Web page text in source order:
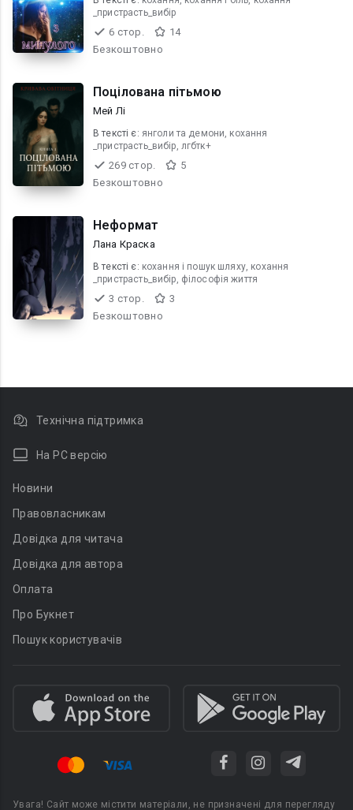
_пристрасть_вибір
6 стор.
14
Безкоштовно
Поцілована пітьмою
Мей Лі
В текcті є: янголи та демони, кохання
_пристрасть_вибір, лгбтк+
269 стор.
5
Безкоштовно
Неформат
Лана Краска
В текcті є: кохання і пошук шляху, кохання
_пристрасть_вибір, філософія життя
3 стор.
3
Безкоштовно
Технічна підтримка
На PC версію
Новини
Правовласникам
Довідка для читача
Довідка для автора
Оплата
Про Букнет
Пошук користувачів
Увага! Сайт може містити матеріали, не призначені для перегляду